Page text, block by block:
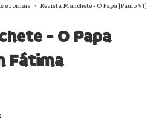
e Jornais > Revista Manchete - O Papa [Paulo VI]
- O Papa
Fátima